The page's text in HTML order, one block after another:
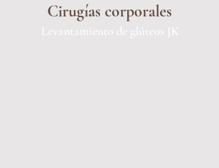
Levantamiento de glúteos JK
Cirugías corporales